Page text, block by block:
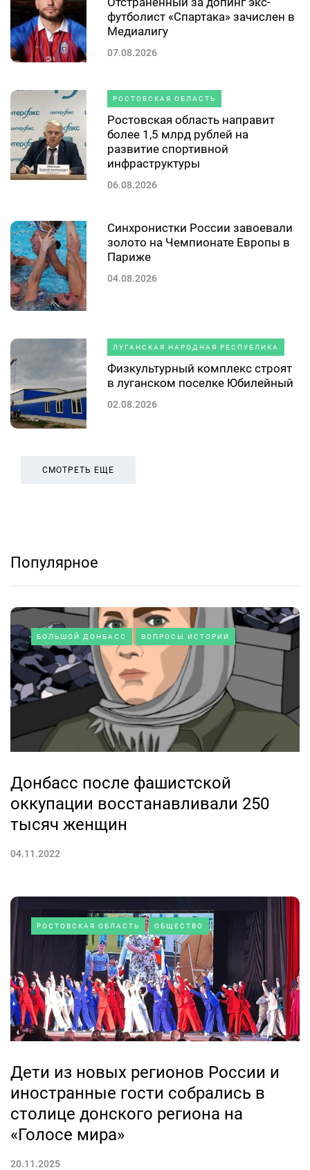
футболист «Спартака» зачислен в
Медиалигу
07.08.2026
РОСТОВСКАЯ ОБЛАСТЬ
Ростовская область направит
более 1,5 млрд рублей на
развитие спортивной
инфраструктуры
06.08.2026
Синхронистки России завоевали
золото на Чемпионате Европы в
Париже
04.08.2026
ЛУГАНСКАЯ НАРОДНАЯ РЕСПУБЛИКА
Физкультурный комплекс строят
в луганском поселке Юбилейный
02.08.2026
СМОТРЕТЬ ЕЩЕ
Популярное
БОЛЬШОЙ ДОНБАСС ВОПРОСЫ ИСТОРИИ
Донбасс после фашистской
оккупации восстанавливали 250
тысяч женщин
04.11.2022
РОСТОВСКАЯ ОБЛАСТЬ ОБЩЕСТВО
Дети из новых регионов России и
иностранные гости собрались в
столице донского региона на
«Голосе мира»
20.11.2025